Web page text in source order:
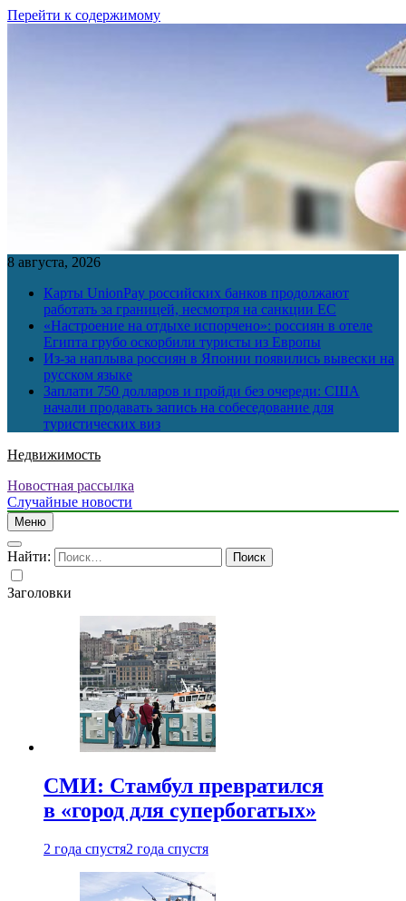
Перейти к содержимому
8 августа, 2026
Карты UnionPay российских банков продолжают
работать за границей, несмотря на санкции ЕС
«Настроение на отдыхе испорчено»: россиян в отеле
Египта грубо оскорбили туристы из Европы
Из-за наплыва россиян в Японии появились вывески на
русском языке
Заплати 750 долларов и пройди без очереди: США
начали продавать запись на собеседование для
туристических виз
Недвижимость
Новостная рассылка
Случайные новости
Меню
Найти:
Заголовки
СМИ: Стамбул превратился
в «город для супербогатых»
2 года спустя2 года спустя